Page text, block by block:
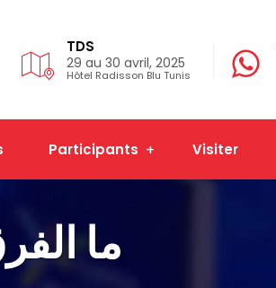
TDS
29 au 30 avril, 2025
Hôtel Radisson Blu Tunis
Participants Visiter
ما